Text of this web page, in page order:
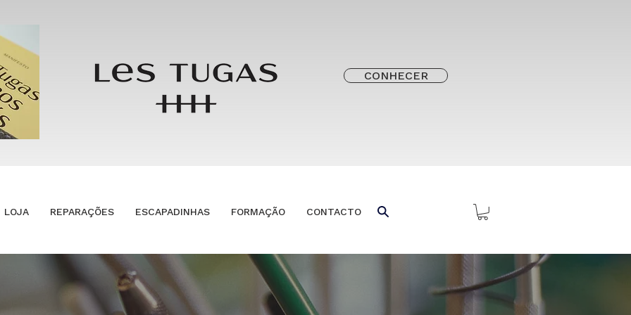
CONHECER
LOJA REPARAÇÕES ESCAPADINHAS FORMAÇÃO CONTACTO